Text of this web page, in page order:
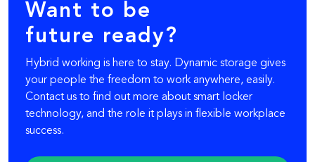
Want to be
future ready?
Hybrid working is here to stay. Dynamic storage gives
your people the freedom to work anywhere, easily.
Contact us to find out more about smart locker
technology, and the role it plays in flexible workplace
success.